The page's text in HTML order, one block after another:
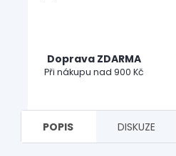
Doprava ZDARMA
Při nákupu nad 900 Kč
POPIS DISKUZE